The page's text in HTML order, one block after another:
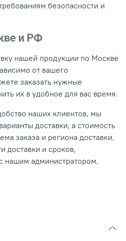
безопасности и
и РФ
нашей продукции по Москве
от вашего
заказать нужные
их в удобное для вас время.
наших клиентов, мы
доставки, а стоимость
заказа и региона доставки.
доставки и сроков,
нашим администратором.